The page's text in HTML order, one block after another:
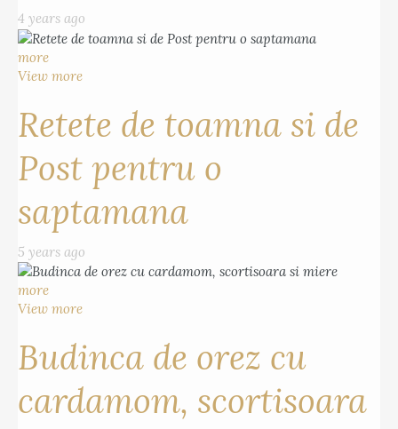
4 years ago
more
View more
Retete de toamna si de
Post pentru o
saptamana
5 years ago
more
View more
Budinca de orez cu
cardamom, scortisoara